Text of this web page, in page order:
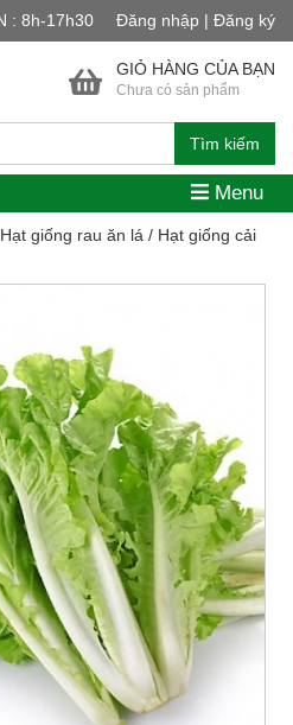
: 8h-17h30 Đăng nhập | Đăng ký
Tìm kiếm
GIỎ HÀNG CỦA BẠN
Chưa có sản phẩm
Menu
Hạt giống rau ăn lá / Hạt giống cải